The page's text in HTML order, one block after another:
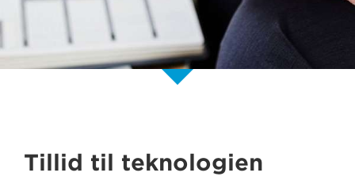
Tillid til teknologien